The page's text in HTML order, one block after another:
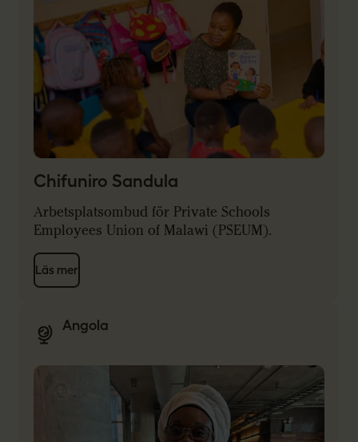
Chifuniro Sandula
Arbetsplatsombud för Private Schools
Employees Union of Malawi (PSEUM).
Läs mer
Angola